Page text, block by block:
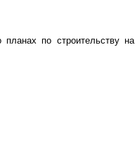
по строительству на